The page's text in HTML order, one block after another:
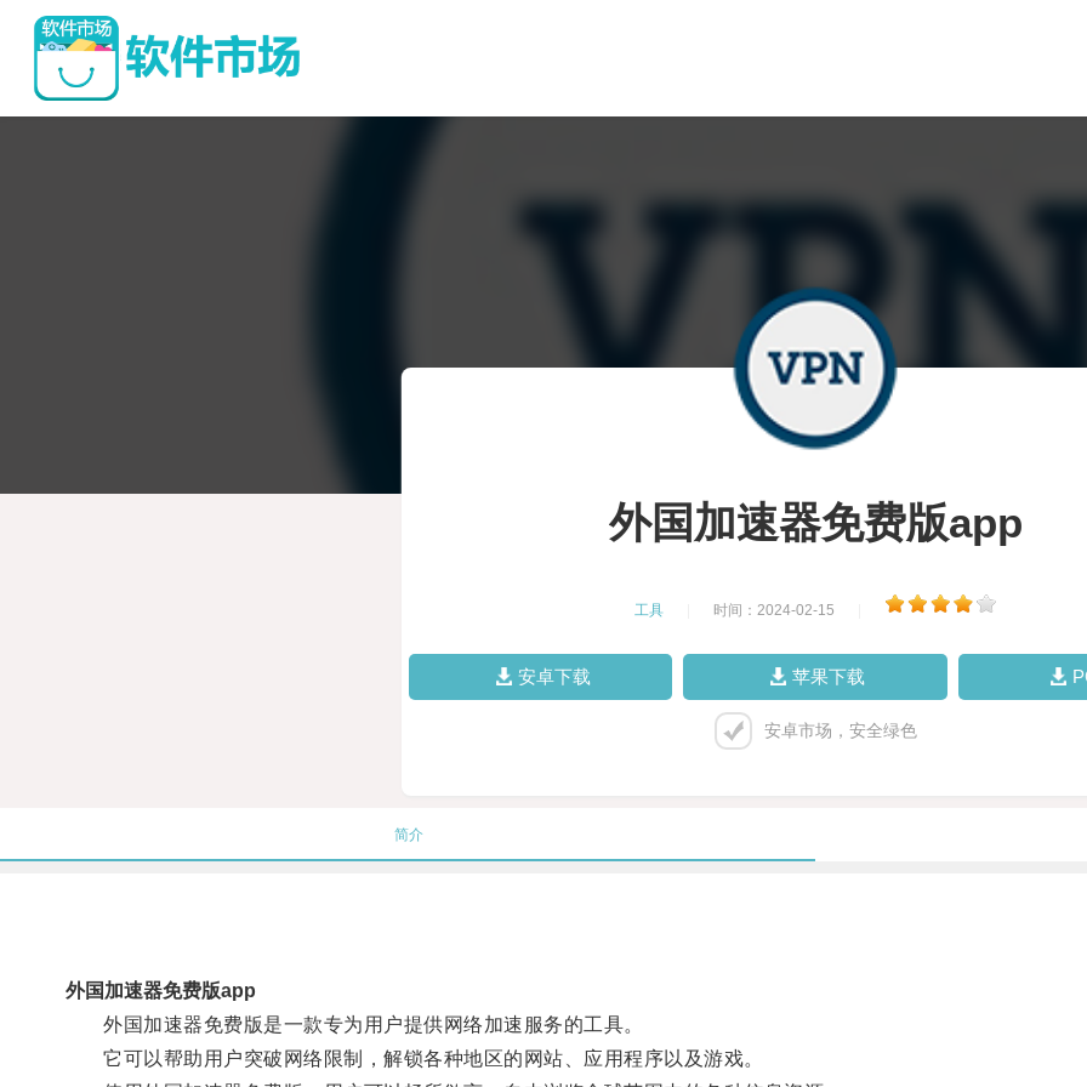
外国加速器免费版app
工具 时间：2024-02-15
安卓下载 苹果下载
安卓市场，安全绿色
简介
外国加速器免费版app
外国加速器免费版是一款专为用户提供网络加速服务的工具。
它可以帮助用户突破网络限制，解锁各种地区的网站、应用程序以及游戏。